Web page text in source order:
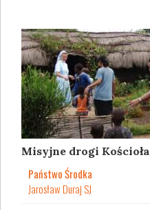
Misyjne drogi Kościoła
Państwo Środka
Jarosław Duraj SJ